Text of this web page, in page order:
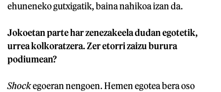
ehuneneko gutxigatik, baina nahikoa izan da.
Jokoetan parte har zenezakeela dudan egotetik,
urrea kolkoratzera. Zer etorri zaizu burura
podiumean?
Shockegoeran nengoen. Hemen egotea bera oso